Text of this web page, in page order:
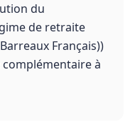
du
de retraite
Français))
à